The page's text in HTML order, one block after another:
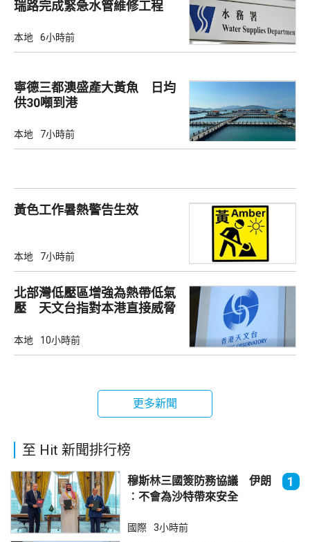
瑞路完成緊急水管維修工程
本地 6小時前
寧德三都澳盛產大黃魚 日均
供30噸到港
本地 7小時前
黃色工作暑熱警告生效
本地 7小時前
北部灣低壓區增強為熱帶低氣
壓 天文台指對本港直接威脅
本地 10小時前
更多新聞
至 Hit 新聞排行榜
穆斯林三國簽防務協議 伊朗
︰不會為沙特帶來安全
1
國際 3小時前